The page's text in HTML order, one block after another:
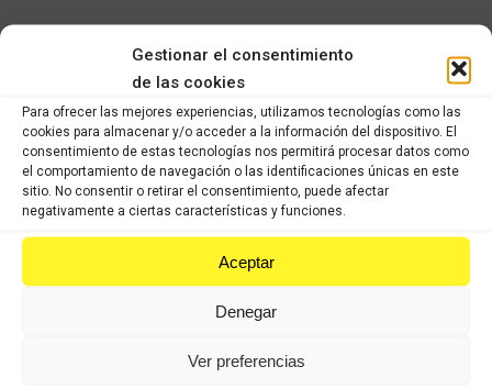
Gestionar el consentimiento
de las cookies
Para ofrecer las mejores experiencias, utilizamos tecnologías como las
cookies para almacenar y/o acceder a la información del dispositivo. El
consentimiento de estas tecnologías nos permitirá procesar datos como
el comportamiento de navegación o las identificaciones únicas en este
sitio. No consentir o retirar el consentimiento, puede afectar
negativamente a ciertas características y funciones.
Aceptar
Denegar
Ver preferencias
Share this product
Share
on
X
on
Facebook
on
Pinterest
on
LinkedIn
Productos relacionados
Tapa trasera izquierda PIAGGIO MP3
IVA incluido